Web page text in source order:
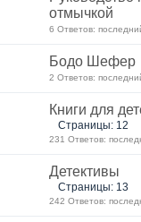
отмычкой
6 Ответов:
Бодо Шефер
2 Ответов:
Книги для
Страницы: 12
231 Ответов:
Детективы
Страницы: 13
242 Ответов: